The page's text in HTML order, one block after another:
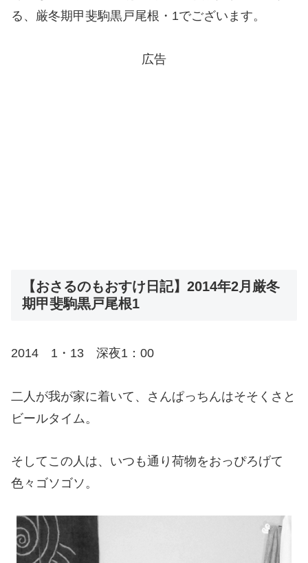
る、厳冬期甲斐駒黒戸尾根・1でございます。
広告
【おさるのもおすけ日記】2014年2月厳冬
期甲斐駒黒戸尾根1
2014 1・13 深夜1：00
二人が我が家に着いて、さんぱっちんはそそくさと
ビールタイム。
そしてこの人は、いつも通り荷物をおっぴろげて
色々ゴソゴソ。